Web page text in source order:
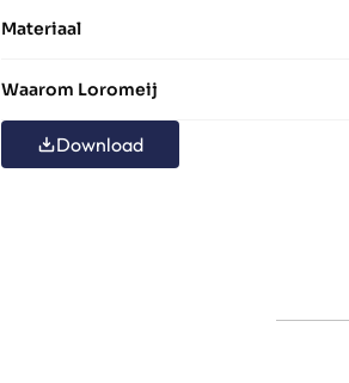
Materiaal
Waarom Loromeij
Download